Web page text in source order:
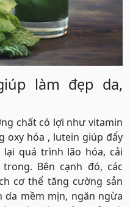
làm đẹp da,
chất có lợi như vitamin
oxy hóa , lutein giúp đẩy
quá trình lão hóa, cải
Bên cạnh đó, các
cơ thể tăng cường sản
mềm mịn, ngăn ngừa